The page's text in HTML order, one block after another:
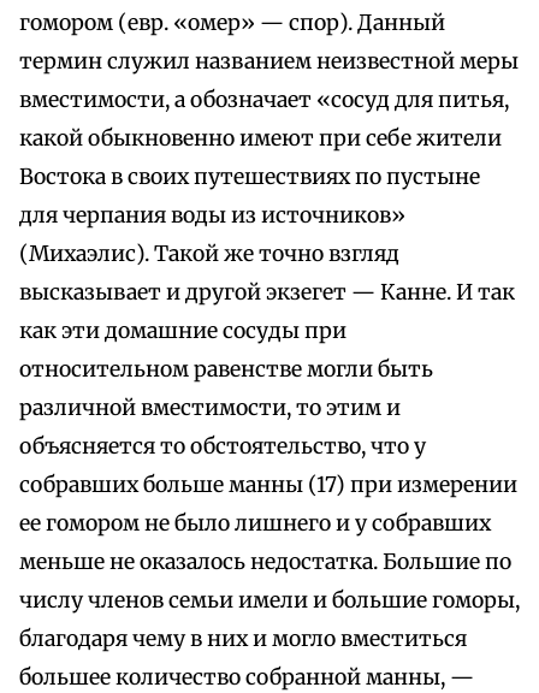
гомором (евр. «омер» — спор). Данный
термин служил названием неизвестной меры
вместимости, а обозначает «сосуд для питья,
какой обыкновенно имеют при себе жители
Востока в своих путешествиях по пустыне
для черпания воды из источников»
(Михаэлис). Такой же точно взгляд
высказывает и другой экзегет — Канне. И так
как эти домашние сосуды при
относительном равенстве могли быть
различной вместимости, то этим и
объясняется то обстоятельство, что у
собравших больше манны (17) при измерении
ее гомором не было лишнего и у собравших
меньше не оказалось недостатка. Большие по
числу членов семьи имели и большие гоморы,
благодаря чему в них и могло вместиться
большее количество собранной манны, —